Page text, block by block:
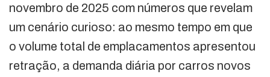
novembro de 2025 com números que revelam
um cenário curioso: ao mesmo tempo em que
o volume total de emplacamentos apresentou
retração, a demanda diária por carros novos